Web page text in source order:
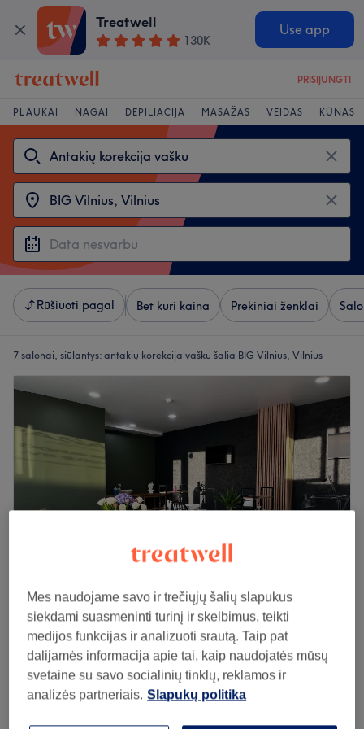
Treatwell
130K
Use app
PRISIJUNGTI
PLAUKAI NAGAI DEPILIACIJA MASAŽAS VEIDAS KŪNAS
Rūšiuoti pagal Bet kuri kaina Prekiniai ženklai
7 salonai, siūlantys: antakių korekcija vašku šalia BIG Vilnius, Vilnius
PASAKA grožio studija
4,9
345 atsiliepimai
Visoriai, Vilnius
Rodyti žemėlapyje
Antakių korekcija
15 min
7€
Mes naudojame savo ir trečiųjų šalių slapukus
siekdami suasmeninti turinį ir skelbimus, teikti
medijos funkcijas ir analizuoti srautą. Taip pat
dalijamės informacija apie tai, kaip naudojatės mūsų
svetaine su savo socialinių tinklų, reklamos ir
analizės partneriais. Slapukų politika